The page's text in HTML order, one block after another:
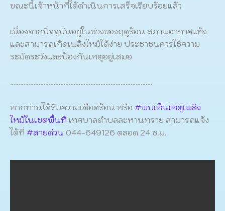
ขณะนี้เจ้าหน้าที่ได้ดำเนินการเสร็จเรียบร้อยแล้ว
เนื่องจากปัจจุบันอยู่ในช่วงของฤดูร้อน สภาพอากาศแห้ง
และสามารถเกิดเพลิงไหม้ได้ง่าย ประชาชนควรใช้ความ
ระมัดระวังและป้องกันเหตุอยู่เสมอ
………………………………………………………………………….
หากท่านได้รับความเดือดร้อน หรือ #พบเห็นเหตุเพลิง
ไหม้ในเขตพื้นที่ เทศบาลตำบลละหานทราย สามารถแจ้ง
ได้ที่ #สายด่วน 044-649126 ตลอด 24 ช.ม.